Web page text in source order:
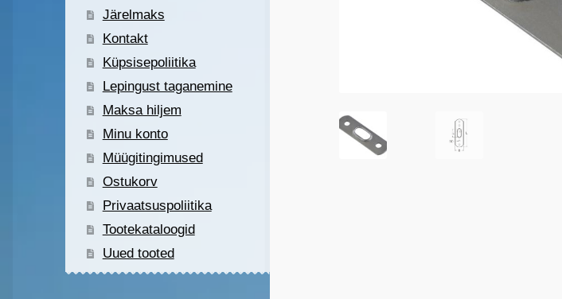
Järelmaks
Kontakt
Küpsisepoliitika
Lepingust taganemine
Maksa hiljem
Minu konto
Müügitingimused
Ostukorv
Privaatsuspoliitika
Tootekataloogid
Uued tooted